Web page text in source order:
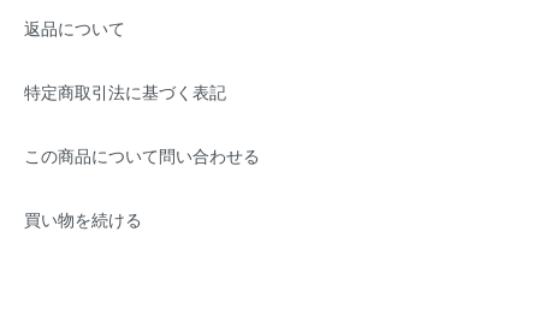
返品について
特定商取引法に基づく表記
この商品について問い合わせる
買い物を続ける